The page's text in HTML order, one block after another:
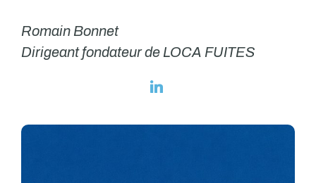
Romain Bonnet
Dirigeant fondateur de LOCA FUITES